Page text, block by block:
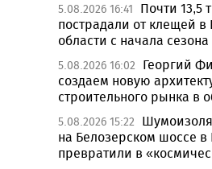
5.08.2026 16:41
Почти 13,5
пострадали от клещей в
области с начала сезона
5.08.2026 16:02
Георгий
создаем новую
строительного рынка в
5.08.2026 15:22
на Белозерском шоссе в
превратили в